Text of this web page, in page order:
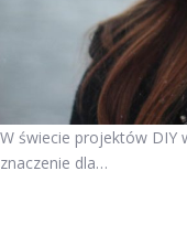
W świecie projektów DIY
znaczenie dla…